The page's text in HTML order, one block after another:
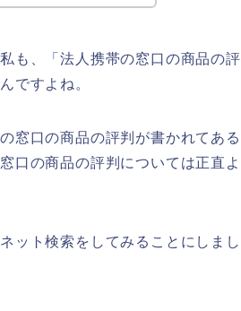
も、「法人携帯の窓口の商品の評
ですよね。
窓口の商品の評判が書かれてある
口の商品の評判については正直よ
ット検索をしてみることにしまし